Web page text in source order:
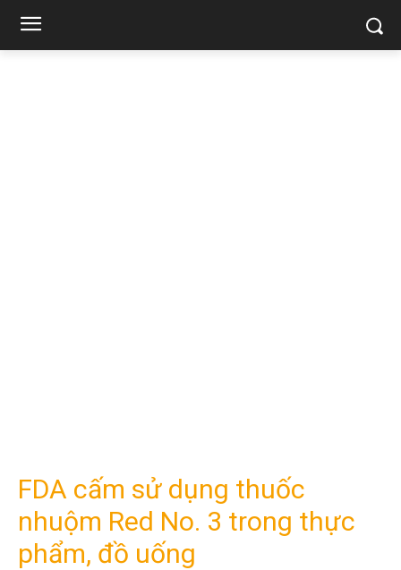
FDA cấm sử dụng thuốc
nhuộm Red No. 3 trong thực
phẩm, đồ uống